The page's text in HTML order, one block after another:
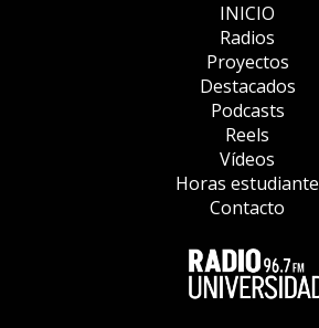
INICIO
Radios
Proyectos
Destacados
Podcasts
Reels
Vídeos
Horas estudiante
Contacto